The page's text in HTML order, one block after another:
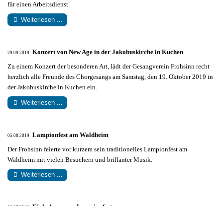
für einen Arbeitsdienst.
Weiterlesen ...
29.09.2019 Konzert von New Age in der Jakobuskirche in Kuchen
Zu einem Konzert der besonderen Art, lädt der Gesangverein Frohsinn recht
herzlich alle Freunde des Chorgesangs am Samstag, den 19. Oktober 2019 in
der Jakobuskirche in Kuchen ein.
Weiterlesen ...
05.08.2019 Lampionfest am Waldheim
Der Frohsinn feierte vor kurzem sein traditionelles Lampionfest am
Waldheim mit vielen Besuchern und brillanter Musik.
Weiterlesen ...